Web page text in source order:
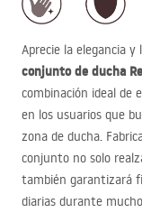
Aprecie la elegancia
conjunto de ducha
combinación ideal de
en los usuarios que
zona de ducha.
conjunto no solo
también garantizará
diarias durante